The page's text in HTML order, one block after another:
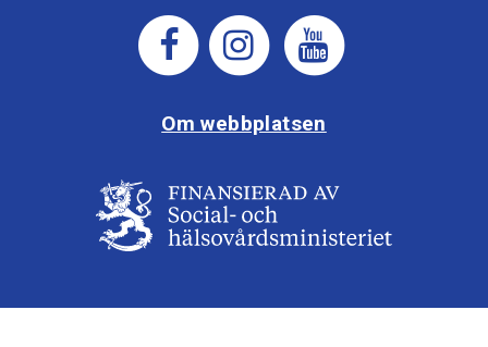
Om webbplatsen